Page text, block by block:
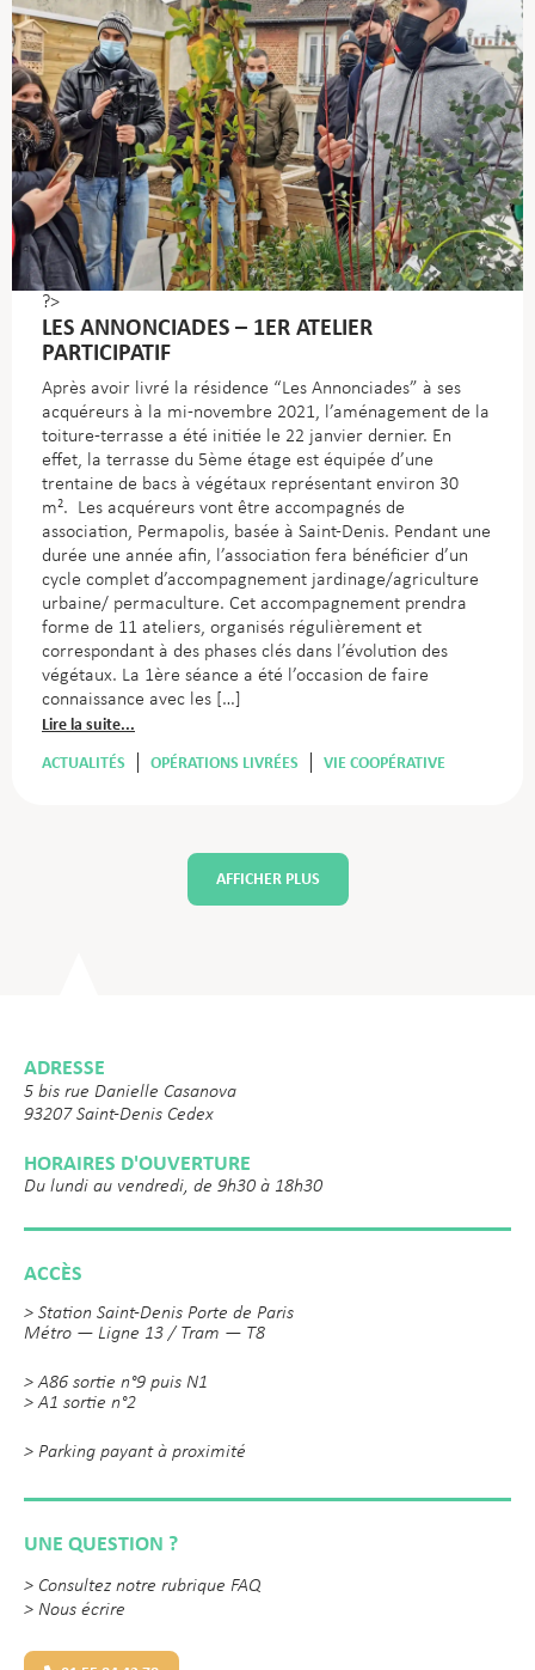
?>
LES ANNONCIADES – 1ER ATELIER
PARTICIPATIF
Après avoir livré la résidence “Les Annonciades” à ses
acquéreurs à la mi-novembre 2021, l’aménagement de la
toiture-terrasse a été initiée le 22 janvier dernier. En
effet, la terrasse du 5ème étage est équipée d’une
trentaine de bacs à végétaux représentant environ 30
m². Les acquéreurs vont être accompagnés de
association, Permapolis, basée à Saint-Denis. Pendant une
durée une année afin, l’association fera bénéficier d’un
cycle complet d’accompagnement jardinage/agriculture
urbaine/ permaculture. Cet accompagnement prendra
forme de 11 ateliers, organisés régulièrement et
correspondant à des phases clés dans l’évolution des
végétaux. La 1ère séance a été l’occasion de faire
connaissance avec les […]
Lire la suite...
ACTUALITÉS
OPÉRATIONS LIVRÉES VIE COOPÉRATIVE
AFFICHER PLUS
ADRESSE
5 bis rue Danielle Casanova
93207 Saint-Denis Cedex
HORAIRES D'OUVERTURE
Du lundi au vendredi, de 9h30 à 18h30
ACCÈS
> Station Saint-Denis Porte de Paris
Métro — Ligne 13 / Tram — T8
> A86 sortie n°9 puis N1
> A1 sortie n°2
> Parking payant à proximité
UNE QUESTION ?
> Consultez notre rubrique FAQ
> Nous écrire